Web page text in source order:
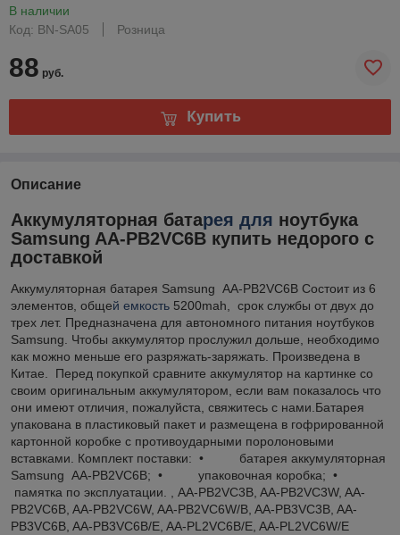
В наличии
Код: BN-SA05
Розница
88 руб.
Купить
Описание
Аккумуляторная батарея для ноутбука
Samsung AA-PB2VC6B купить недорого с
доставкой
Аккумуляторная батарея Samsung AA-PB2VC6B Состоит из 6
элементов, общей емкость 5200mah, срок службы от двух до
трех лет. Предназначена для автономного питания ноутбуков
Samsung. Чтобы аккумулятор прослужил дольше, необходимо
как можно меньше его разряжать-заряжать. Произведена в
Китае. Перед покупкой сравните аккумулятор на картинке со
своим оригинальным аккумулятором, если вам показалось что
они имеют отличия, пожалуйста, свяжитесь с нами.Батарея
упакована в пластиковый пакет и размещена в гофрированной
картонной коробке с противоударными поролоновыми
вставками. Комплект поставки: • батарея аккумуляторная
Samsung AA-PB2VC6B; • упаковочная коробка; •
памятка по эксплуатации. , AA-PB2VC3B, AA-PB2VC3W, AA-
PB2VC6B, AA-PB2VC6W, AA-PB2VC6W/B, AA-PB3VC3B, AA-
PB3VC6B, AA-PB3VC6B/E, AA-PL2VC6B/E, AA-PL2VC6W/E